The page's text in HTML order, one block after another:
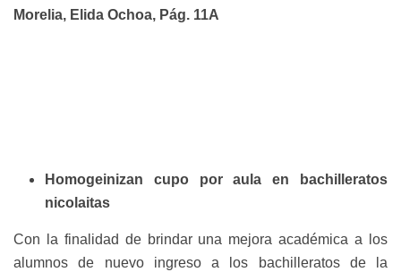
Morelia, Elida Ochoa, Pág. 11A
Homogeinizan cupo por aula en bachilleratos
nicolaitas
Con la finalidad de brindar una mejora académica a los
alumnos de nuevo ingreso a los bachilleratos de la